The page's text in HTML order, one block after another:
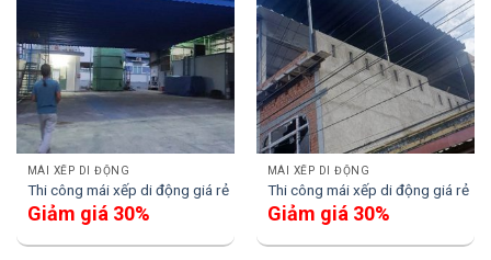
MÁI XẾP DI ĐỘNG
Thi công mái xếp di động giá rẻ
Giảm giá 30%
MÁI XẾP DI ĐỘNG
Thi công mái xếp di động giá rẻ
Giảm giá 30%